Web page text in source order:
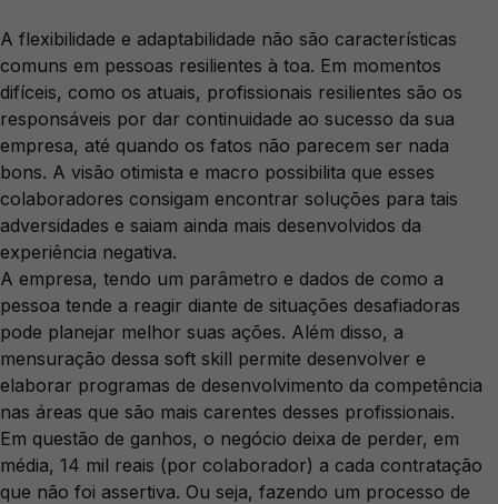
A flexibilidade e adaptabilidade não são características
comuns em pessoas resilientes à toa. Em momentos
difíceis, como os atuais, profissionais resilientes são os
responsáveis por dar continuidade ao sucesso da sua
empresa, até quando os fatos não parecem ser nada
bons. A visão otimista e macro possibilita que esses
colaboradores consigam encontrar soluções para tais
adversidades e saiam ainda mais desenvolvidos da
experiência negativa.
A empresa, tendo um parâmetro e dados de como a
pessoa tende a reagir diante de situações desafiadoras
pode planejar melhor suas ações. Além disso, a
mensuração dessa soft skill permite desenvolver e
elaborar programas de desenvolvimento da competência
nas áreas que são mais carentes desses profissionais.
Em questão de ganhos, o negócio deixa de perder, em
média, 14 mil reais (por colaborador) a cada contratação
que não foi assertiva. Ou seja, fazendo um processo de